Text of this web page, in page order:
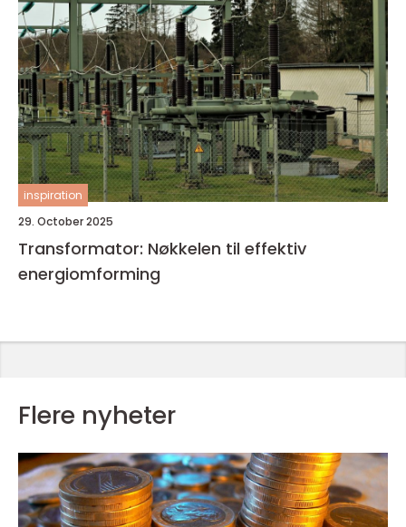
inspiration
29. October 2025
Transformator: Nøkkelen til effektiv
energiomforming
Flere nyheter